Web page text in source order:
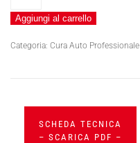
Aggiungi al carrello
Categoria: Cura Auto Professionale
SCHEDA TECNICA
– SCARICA PDF –